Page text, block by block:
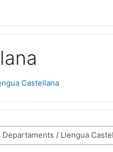
Castellana
cursos